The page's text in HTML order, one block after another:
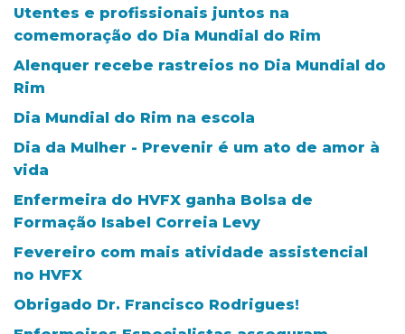
Utentes e profissionais juntos na
comemoração do Dia Mundial do Rim
Alenquer recebe rastreios no Dia Mundial do
Rim
Dia Mundial do Rim na escola
Dia da Mulher - Prevenir é um ato de amor à
vida
Enfermeira do HVFX ganha Bolsa de
Formação Isabel Correia Levy
Fevereiro com mais atividade assistencial
no HVFX
Obrigado Dr. Francisco Rodrigues!